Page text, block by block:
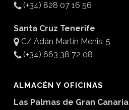
(+34) 828 07 16 56
Santa Cruz Tenerife
C/ Adán Martín Menis, 5
(+34) 663 38 72 08
ALMACÉN Y OFICINAS
Las Palmas de Gran Canaria